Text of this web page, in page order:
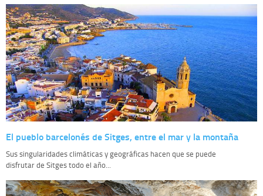
El pueblo barcelonés de Sitges, entre el mar y la montaña
Sus singularidades climáticas y geográficas hacen que se puede
disfrutar de Sitges todo el año...